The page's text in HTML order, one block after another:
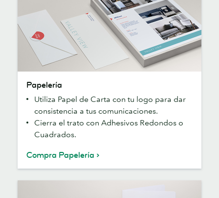
Papelería
Utiliza Papel de Carta con tu logo para dar
consistencia a tus comunicaciones.
Cierra el trato con Adhesivos Redondos o
Cuadrados.
Compra Papelería